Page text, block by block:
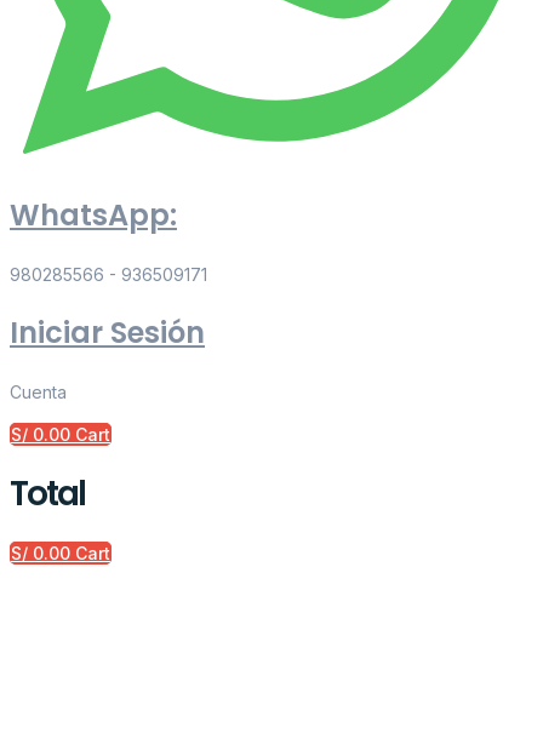
WhatsApp:
980285566 - 936509171
Iniciar Sesión
Cuenta
S/ 0.00 Cart
Total
S/ 0.00 Cart